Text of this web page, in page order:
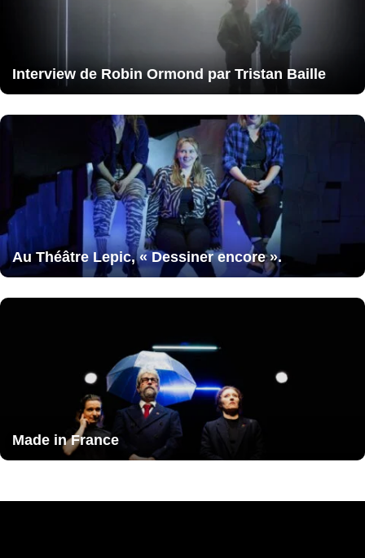
Interview de Robin Ormond par Tristan Baille
Au Théâtre Lepic, « Dessiner encore ».
Made in France